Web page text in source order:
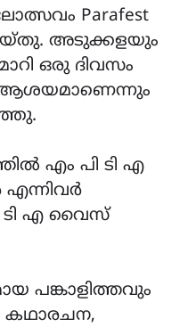
Parafest
അടുക്കളയും
ഒരു ദിവസം
ആശയമാണെന്നും
എം പി ടി എ
ടി എ വൈസ്
പങ്കാളിത്തവും
കഥാരചന,